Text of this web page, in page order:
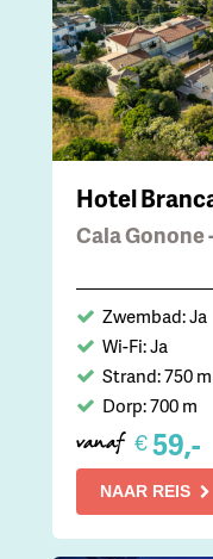
Hotel
Cala Gonone
Zwembad: Ja
Wi-Fi: Ja
Strand: 750 m
Dorp: 700 m
vanaf €59,-
NAAR REIS